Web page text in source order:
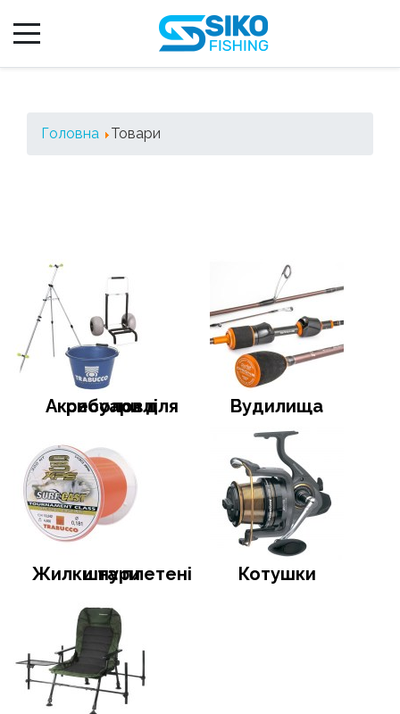
Головна Товари
Аксесуари для риболовлі Вудилища
Жилки та плетені шнури Котушки